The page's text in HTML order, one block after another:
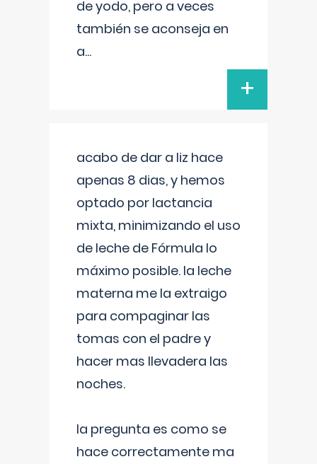
de yodo, pero a veces
también se aconseja en
a...
+
acabo de dar a liz hace
apenas 8 dias, y hemos
optado por lactancia
mixta, minimizando el uso
de leche de Fórmula lo
máximo posible. la leche
materna me la extraigo
para compaginar las
tomas con el padre y
hacer mas llevadera las
noches.
la pregunta es como se
hace correctamente ma